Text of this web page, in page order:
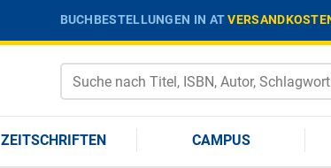
BUCHBESTELLUNGEN IN AT
ZEITSCHRIFTEN CAMPUS